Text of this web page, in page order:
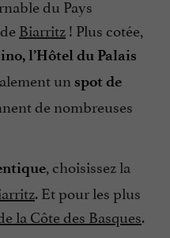
du Pays
Biarritz! Plus cotée,
l’Hôtel du Palais
un spot de
de nombreuses
, choisissez la
. Et pour les plus
la Côte des Basques.